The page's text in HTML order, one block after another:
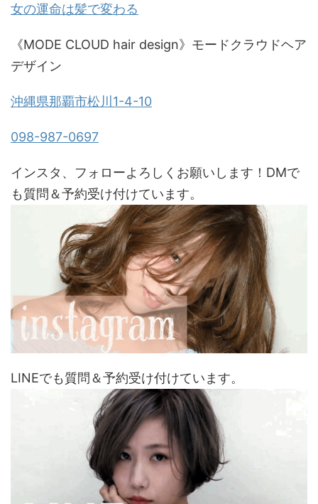
女の運命は髪で変わる
《MODE CLOUD hair design》モードクラウドヘア
デザイン
沖縄県那覇市松川1-4-10
098-987-0697
インスタ、フォローよろしくお願いします！DMで
も質問＆予約受け付けています。
LINEでも質問＆予約受け付けています。